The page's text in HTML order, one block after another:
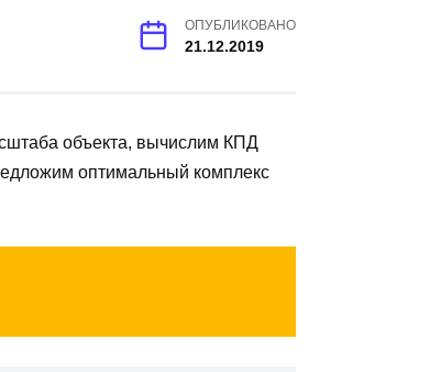
ОПУБЛИКОВАНО
21.12.2019
объекта, вычислим КПД
оптимальный комплекс